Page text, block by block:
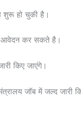
शुरू हो चुकी है।
आवेदन कर सकते है।
किए जाएंगे।
मंत्रालय जॉब में जल्द जारी